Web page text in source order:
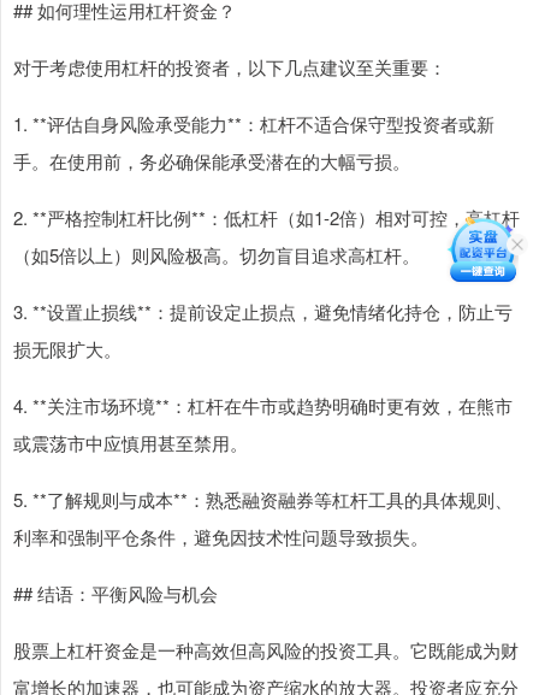
## 如何理性运用杠杆资金？
对于考虑使用杠杆的投资者，以下几点建议至关重要：
1. **评估自身风险承受能力**：杠杆不适合保守型投资者或新
手。在使用前，务必确保能承受潜在的大幅亏损。
2. **严格控制杠杆比例**：低杠杆（如1-2倍）相对可控，高杠杆
（如5倍以上）则风险极高。切勿盲目追求高杠杆。
3. **设置止损线**：提前设定止损点，避免情绪化持仓，防止亏
损无限扩大。
4. **关注市场环境**：杠杆在牛市或趋势明确时更有效，在熊市
或震荡市中应慎用甚至禁用。
5. **了解规则与成本**：熟悉融资融券等杠杆工具的具体规则、
利率和强制平仓条件，避免因技术性问题导致损失。
## 结语：平衡风险与机会
股票上杠杆资金是一种高效但高风险的投资工具。它既能成为财
富增长的加速器，也可能成为资产缩水的放大器。投资者应充分